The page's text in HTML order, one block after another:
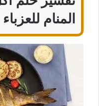
المنام للعزباء